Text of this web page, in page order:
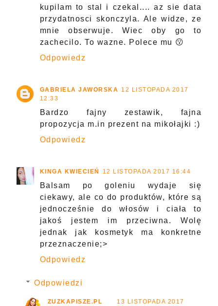
kupilam to stal i czekal.... az sie data
przydatnosci skonczyla. Ale widze, ze
mnie obserwuje. Wiec oby go to
zachecilo. To wazne. Polece mu 😗
Odpowiedz
GABRIELA JAWORSKA 12 LISTOPADA 2017
12:33
Bardzo fajny zestawik, fajna
propozycja m.in prezent na mikołajki :)
Odpowiedz
KINGA KWIECIEŃ 12 LISTOPADA 2017 16:44
Balsam po goleniu wydaje się
ciekawy, ale co do produktów, które są
jednocześnie do włosów i ciała to
jakoś jestem im przeciwna. Wolę
jednak jak kosmetyk ma konkretne
przeznaczenie;>
Odpowiedz
Odpowiedzi
ZUZKAPISZE.PL
13 LISTOPADA 2017